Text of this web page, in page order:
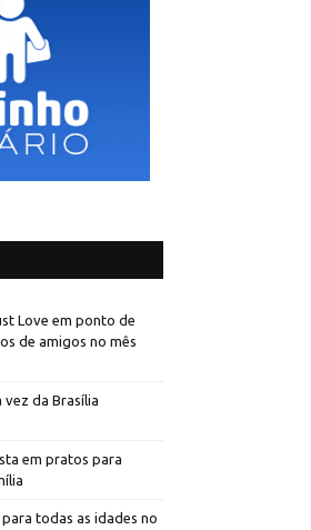
Love em ponto de
de amigos no mês
da Brasília
em pratos para
todas as idades no